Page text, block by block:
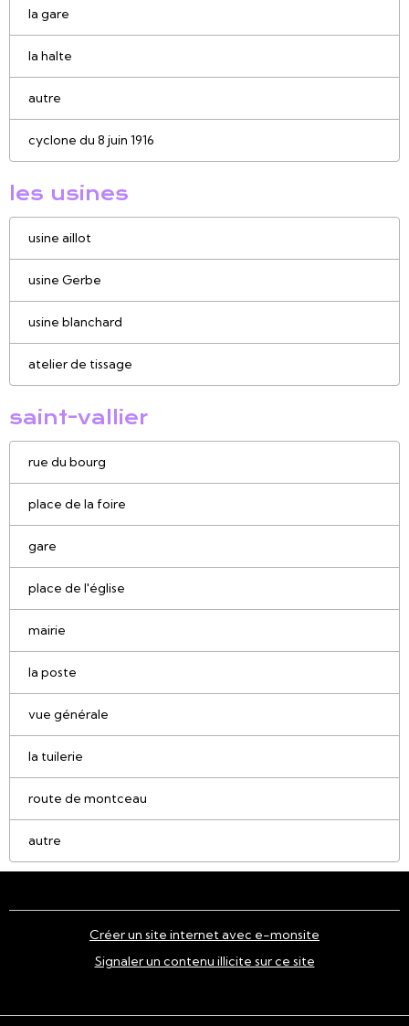
la gare
la halte
autre
cyclone du 8 juin 1916
les usines
usine aillot
usine Gerbe
usine blanchard
atelier de tissage
saint-vallier
rue du bourg
place de la foire
gare
place de l'église
mairie
la poste
vue générale
la tuilerie
route de montceau
autre
Créer un site internet avec e-monsite
Signaler un contenu illicite sur ce site